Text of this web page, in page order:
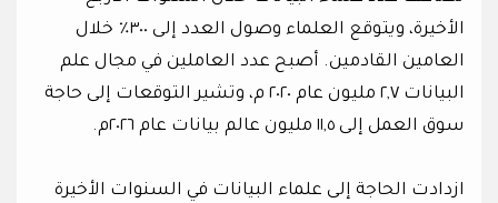
الأخيرة، ويتوقع العلماء وصول العدد إلى ٣٠٠٪ خلال
العامين القادمين. أصبح عدد العاملين في مجال علم
البيانات ٢,٧ مليون عام ٢٠٢٠ م، وتشير التوقعات إلى حاجة
سوق العمل إلى ١١,٥ مليون عالم بيانات عام ٢٠٢٦م.
ازدادت الحاجة إلى علماء البيانات في السنوات الأخيرة